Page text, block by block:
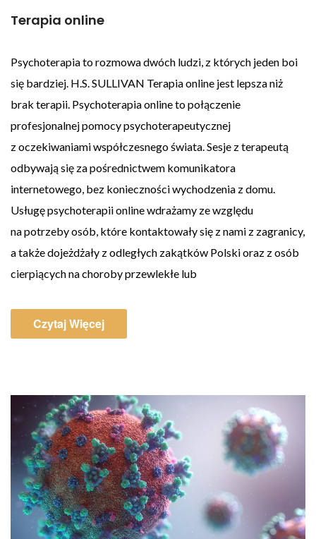
Terapia online
Psychoterapia to rozmowa dwóch ludzi, z których jeden boi
się bardziej. H.S. SULLIVAN Terapia online jest lepsza niż
brak terapii. Psychoterapia online to połączenie
profesjonalnej pomocy psychoterapeutycznej
z oczekiwaniami współczesnego świata. Sesje z terapeutą
odbywają się za pośrednictwem komunikatora
internetowego, bez konieczności wychodzenia z domu.
Usługę psychoterapii online wdrażamy ze względu
na potrzeby osób, które kontaktowały się z nami z zagranicy,
a także dojeżdżały z odległych zakątków Polski oraz z osób
cierpiących na choroby przewlekłe lub
Czytaj Więcej